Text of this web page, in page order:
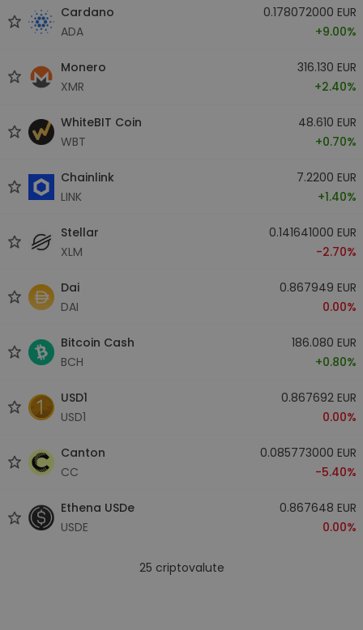
Cardano
ADA
0.178072000 EUR
+9.00%
Monero
XMR
316.130 EUR
+2.40%
WhiteBIT Coin
WBT
48.610 EUR
+0.70%
Chainlink
LINK
7.2200 EUR
+1.40%
Stellar
XLM
0.141641000 EUR
-2.70%
Dai
DAI
0.867949 EUR
0.00%
Bitcoin Cash
BCH
186.080 EUR
+0.80%
USD1
USD1
0.867692 EUR
0.00%
Canton
CC
0.085773000 EUR
-5.40%
Ethena USDe
USDE
0.867648 EUR
0.00%
25 criptovalute